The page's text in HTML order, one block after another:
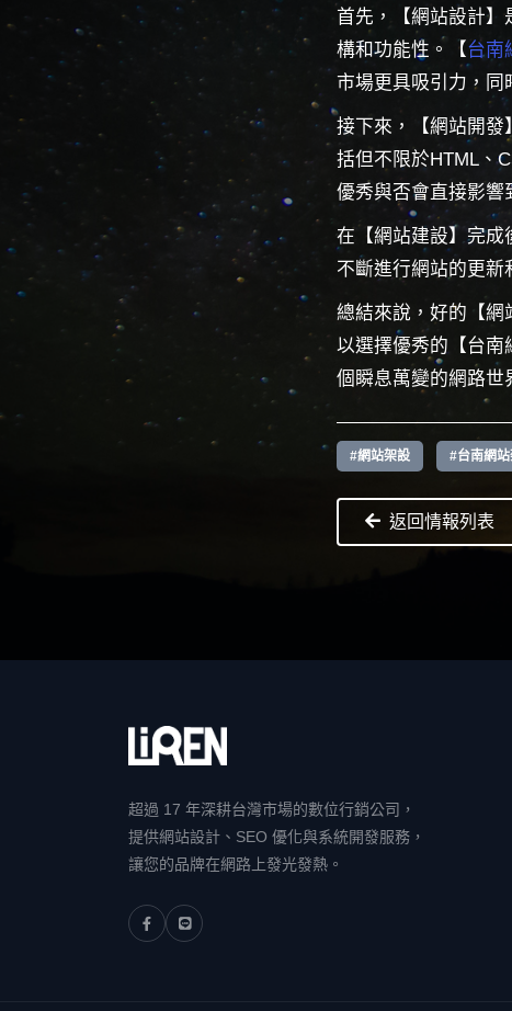
首先，【網站設計
構和功能性。【台南
市場更具吸引力，同
接下來，【網站開發
括但不限於HTML、
優秀與否會直接影響
在【網站建設】完成
不斷進行網站的更新
總結來說，好的【網
以選擇優秀的【台南
個瞬息萬變的網路世
#網站架設 #台南網
返回情報列表
超過 17 年深耕台灣市場的數位行銷公司，
提供網站設計、SEO 優化與系統開發服務，
讓您的品牌在網路上發光發熱。